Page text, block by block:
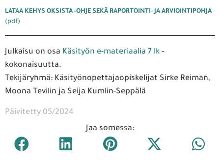
LATAA KEHYS OKSISTA -OHJE SEKÄ RAPORTOINTI- JA ARVIOINTIPOHJA
(pdf)
Julkaisu on osa Käsityön e-materiaalia 7 lk -
kokonaisuutta.
Tekijäryhmä: Käsityönopettajaopiskelijat Sirke Reiman,
Moona Tevilin ja Seija Kumlin-Seppälä
Päivitetty 05/2024
Jaa somessa: